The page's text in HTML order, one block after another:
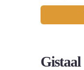
Gistaal